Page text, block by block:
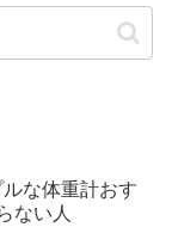
な体重計おす
ない人